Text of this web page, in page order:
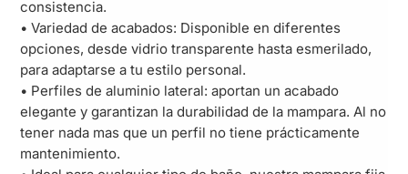
consistencia.
• Variedad de acabados: Disponible en diferentes
opciones, desde vidrio transparente hasta esmerilado,
para adaptarse a tu estilo personal.
• Perfiles de aluminio lateral: aportan un acabado
elegante y garantizan la durabilidad de la mampara. Al no
tener nada mas que un perfil no tiene prácticamente
mantenimiento.